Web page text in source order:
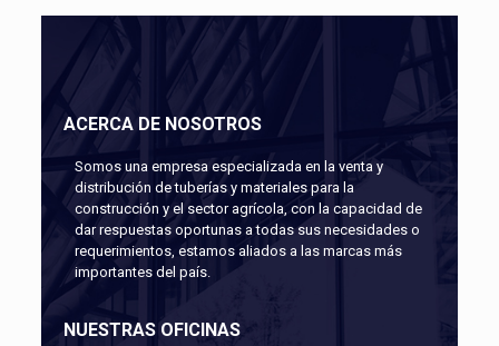
ACERCA DE NOSOTROS
Somos una empresa especializada en la venta y
distribución de tuberías y materiales para la
construcción y el sector agrícola, con la capacidad de
dar respuestas oportunas a todas sus necesidades o
requerimientos, estamos aliados a las marcas más
importantes del país.
NUESTRAS OFICINAS